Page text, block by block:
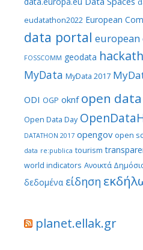
eudatathon2022 European
data portal
FOSSCOMM geodata
MyData MyData 2017
ODI OGP oknf open data
Open Data Day
DATATHON 2017 opengov open
data re:publica tourism
world indicators Ανοικτά
δεδομένα είδηση
planet.ellak.gr